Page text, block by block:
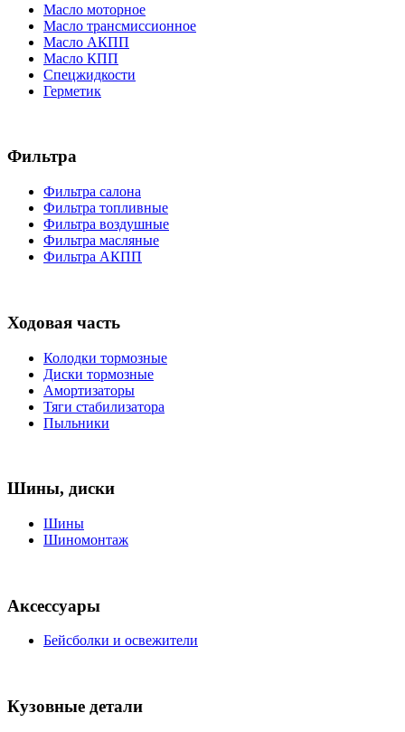
Масло моторное
Масло трансмиссионное
Масло АКПП
Масло КПП
Спецжидкости
Герметик
Фильтра
Фильтра салона
Фильтра топливные
Фильтра воздушные
Фильтра масляные
Фильтра АКПП
Ходовая часть
Колодки тормозные
Диски тормозные
Амортизаторы
Тяги стабилизатора
Пыльники
Шины, диски
Шины
Шиномонтаж
Аксессуары
Бейсболки и освежители
Кузовные детали